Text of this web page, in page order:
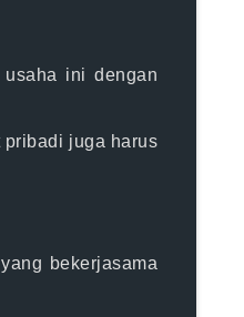
ini dengan
pribadi juga harus
bekerjasama